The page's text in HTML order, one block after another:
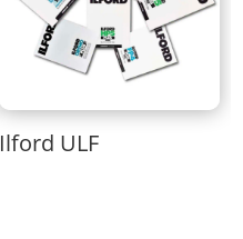
Ilford ULF